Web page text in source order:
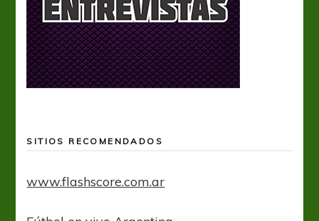
SITIOS RECOMENDADOS
www.flashscore.com.ar